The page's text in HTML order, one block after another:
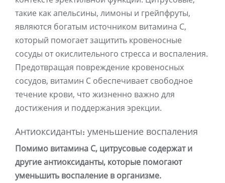
такие как апельсины, лимоны и грейпфруты,
являются богатым источником витамина С,
который помогает защитить кровеносные
сосуды от окислительного стресса и воспаления.
Предотвращая повреждение кровеносных
сосудов, витамин С обеспечивает свободное
течение крови, что жизненно важно для
достижения и поддержания эрекции.
Антиоксиданты: уменьшение воспаления
Помимо витамина С, цитрусовые содержат и
другие антиоксиданты, которые помогают
уменьшить воспаление в организме.